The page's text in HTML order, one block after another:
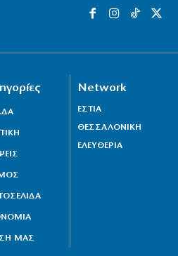
ΜΑΣ
Network
ΕΣΤΙΑ
ΘΕΣΣΑΛΟΝΙΚΗ
ΕΛΕΥΘΕΡΙΑ